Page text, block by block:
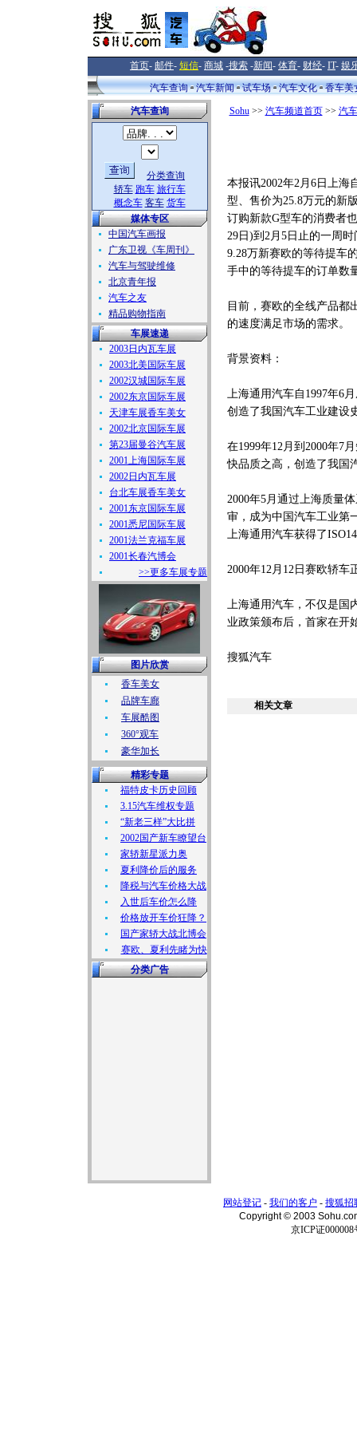
首页- 邮件- 短信- 商城 -搜索 -新闻- 体育- 财经- IT- 娱
汽车查询
汽车新闻 试车场 汽车文化 香车美
汽车查询
分类查询
轿车 跑车 旅行车
概念车 客车 货车
媒体专区
中国汽车画报
广东卫视《车周刊》
汽车与驾驶维修
北京青年报
汽车之友
精品购物指南
车展速递
2003日内瓦车展
2003北美国际车展
2002汉城国际车展
2002东京国际车展
天津车展香车美女
2002北京国际车展
第23届曼谷汽车展
2001上海国际车展
2002日内瓦车展
台北车展香车美女
2001东京国际车展
2001悉尼国际车展
2001法兰克福车展
2001长春汽博会
>>更多车展专题
图片欣赏
香车美女
品牌车廊
车展酷图
360°观车
豪华加长
精彩专题
福特皮卡历史回顾
3.15汽车维权专题
“新老三样”大比拼
2002国产新车瞭望台
家轿新星派力奥
夏利降价后的服务
降税与汽车价格大战
入世后车价怎么降
价格放开车价狂降？
国产家轿大战北博会
赛欧、夏利先睹为快
分类广告
Sohu>> 汽车频道首页>> 汽
本报讯2002年2月6日上海
型、售价为25.8万元的新
订购新款G型车的消费者
29日)到2月5日止的一周
9.28万新赛欧的等待提车
手中的等待提车的订单数
目前，赛欧的全线产品都
的速度满足市场的需求。
背景资料：
上海通用汽车自1997年6
创造了我国汽车工业建设
在1999年12月到2000年7
快品质之高，创造了我国
2000年5月通过上海质量
审，成为中国汽车工业第
上海通用汽车获得了
2000年12月12日赛欧轿
上海通用汽车，不仅是国
业政策颁布后，首家在
搜狐汽车
相关文章
网站登记 - 我们的客户 - 搜狐招
Copyright © 2003
京ICP证